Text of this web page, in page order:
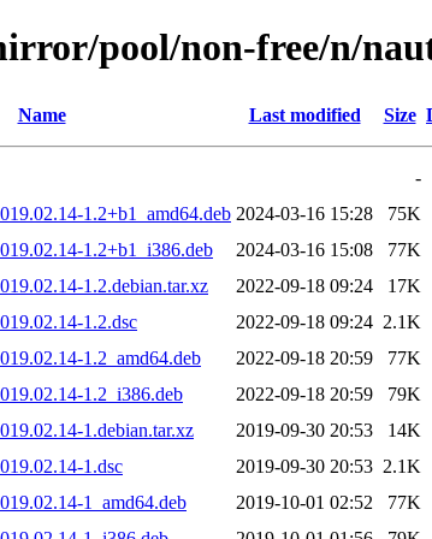
pool/non-free/n/
Name Last modified Size
-
1.2+b1_amd64.deb 2024-03-16 15:28
75K
1.2+b1_i386.deb
2024-03-16 15:08
77K
1.2.debian.tar.xz
2022-09-18 09:24
17K
1.2.dsc
2022-09-18 09:24 2.1K
1.2_amd64.deb
2022-09-18 20:59
77K
1.2_i386.deb
2022-09-18 20:59
79K
1.debian.tar.xz
2019-09-30 20:53
14K
1.dsc
2019-09-30 20:53 2.1K
1_amd64.deb
2019-10-01 02:52
77K